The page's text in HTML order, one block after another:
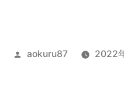
投
aokuru87 2022